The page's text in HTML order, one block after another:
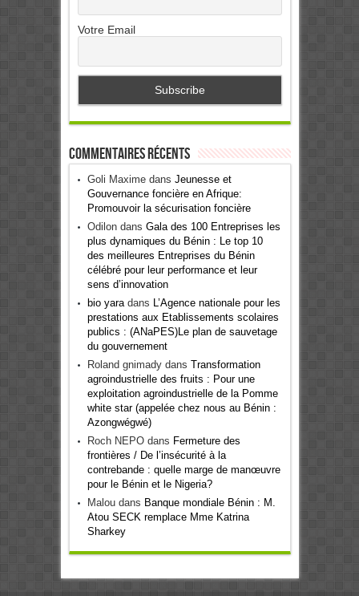
Votre Email
Commentaires récents
Goli Maximedans Jeunesse et
Gouvernance foncière en Afrique:
Promouvoir la sécurisation foncière
Odilondans Gala des 100 Entreprises les
plus dynamiques du Bénin : Le top 10
des meilleures Entreprises du Bénin
célébré pour leur performance et leur
sens d’innovation
bio yaradans L’Agence nationale pour les
prestations aux Etablissements scolaires
publics : (ANaPES)Le plan de sauvetage
du gouvernement
Roland gnimadydans Transformation
agroindustrielle des fruits : Pour une
exploitation agroindustrielle de la Pomme
white star (appelée chez nous au Bénin :
Azongwégwé)
Roch NEPOdans Fermeture des
frontières / De l’insécurité à la
contrebande : quelle marge de manœuvre
pour le Bénin et le Nigeria?
Maloudans Banque mondiale Bénin : M.
Atou SECK remplace Mme Katrina
Sharkey